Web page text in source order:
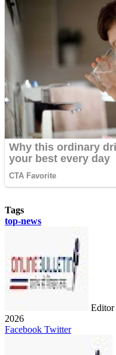
Tags
top-news
Editor
2026
Facebook TwitterLinkedIn
Share
Print